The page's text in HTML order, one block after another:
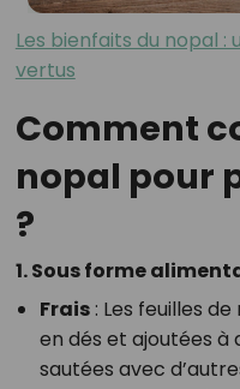
Les bienfaits du nopal
vertus
Comment
nopal pour
?
1. Sous forme
Frais: Les feuilles
en dés et ajoutées à
sautées avec